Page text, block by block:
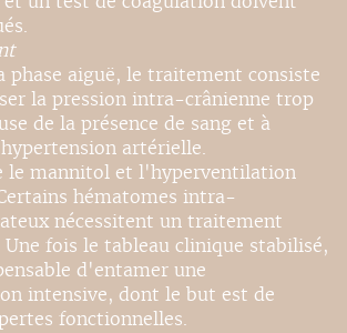
phase aiguë, le traitement consiste
la pression intra-crânienne trop
de la présence de sang et à
artérielle.
le mannitol et l'hyperventilation
hématomes intra-
nécessitent un traitement
fois le tableau clinique stabilisé,
d'entamer une
intensive, dont le but est de
fonctionnelles.